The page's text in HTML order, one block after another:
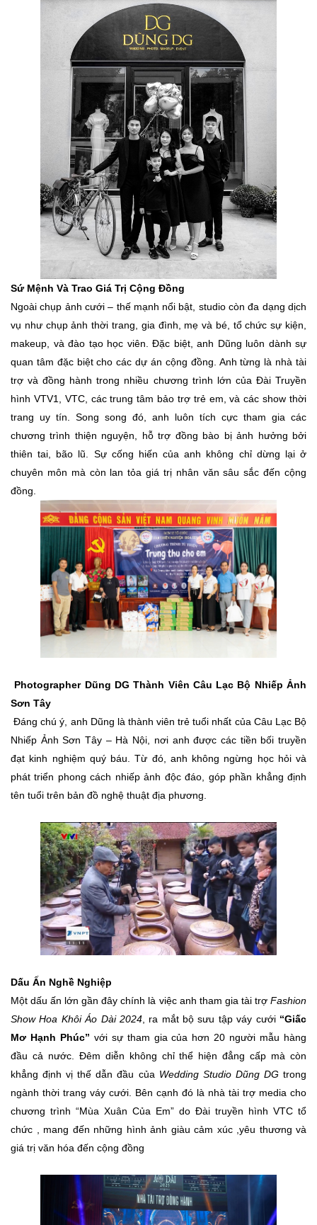
Sứ Mệnh Và Trao Giá Trị Cộng Đồng
Ngoài chụp ảnh cưới – thế mạnh nổi bật, studio còn đa dạng dịch
vụ như chụp ảnh thời trang, gia đình, mẹ và bé, tổ chức sự kiện,
makeup, và đào tạo học viên. Đặc biệt, anh Dũng luôn dành sự
quan tâm đặc biệt cho các dự án cộng đồng. Anh từng là nhà tài
trợ và đồng hành trong nhiều chương trình lớn của Đài Truyền
hình VTV1, VTC, các trung tâm bảo trợ trẻ em, và các show thời
trang uy tín. Song song đó, anh luôn tích cực tham gia các
chương trình thiện nguyện, hỗ trợ đồng bào bị ảnh hưởng bởi
thiên tai, bão lũ. Sự cống hiến của anh không chỉ dừng lại ở
chuyên môn mà còn lan tỏa giá trị nhân văn sâu sắc đến cộng
đồng.
Photographer Dũng DG Thành Viên Câu Lạc Bộ Nhiếp Ảnh
Sơn Tây
Đáng chú ý, anh Dũng là thành viên trẻ tuổi nhất của Câu Lạc Bộ
Nhiếp Ảnh Sơn Tây – Hà Nội, nơi anh được các tiền bối truyền
đạt kinh nghiệm quý báu. Từ đó, anh không ngừng học hỏi và
phát triển phong cách nhiếp ảnh độc đáo, góp phần khẳng định
tên tuổi trên bản đồ nghệ thuật địa phương.
Dấu Ấn Nghề Nghiệp
Một dấu ấn lớn gần đây chính là việc anh tham gia tài trợ Fashion
Show Hoa Khôi Áo Dài 2024, ra mắt bộ sưu tập váy cưới “Giấc
Mơ Hạnh Phúc” với sự tham gia của hơn 20 người mẫu hàng
đầu cả nước. Đêm diễn không chỉ thể hiện đẳng cấp mà còn
khẳng định vị thế dẫn đầu của Wedding Studio Dũng DGtrong
ngành thời trang váy cưới. Bên cạnh đó là nhà tài trợ media cho
chương trình “Mùa Xuân Của Em” do Đài truyền hình VTC tổ
chức , mang đến những hình ảnh giàu cảm xúc ,yêu thương và
giá trị văn hóa đến cộng đồng